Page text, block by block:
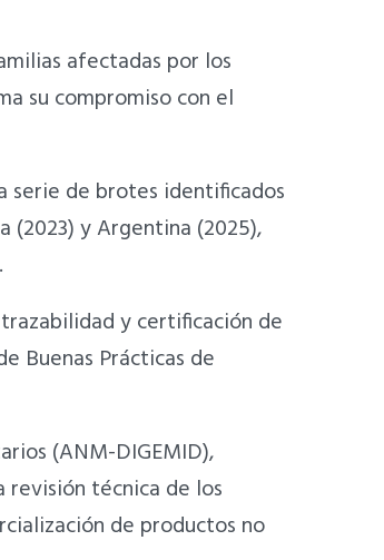
afectadas por los
su compromiso con el
serie de brotes identificados
(2023) y Argentina (2025),
y certificación de
Buenas Prácticas de
(ANM-DIGEMID),
técnica de los
de productos no